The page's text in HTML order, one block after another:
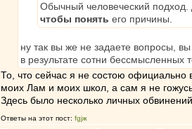
Обычный человеческий
чтобы понять его причины.
ну так вы же не задаете вопросы,
в результате сотни бессмысленных
То, что сейчас я не состою официально
моих Лам и моих школ, а сам я не
Здесь было несколько личных
Ответы на этот пост: fgjж